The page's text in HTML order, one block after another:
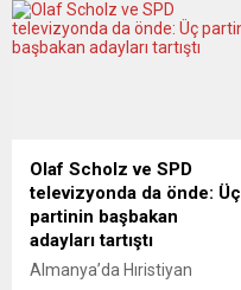
alınmasına ilişkin itirazına
yönelik kararı gelecek
tesettürlü mayoyla
girebilmesine izin veren
düzenlemenin askıya
alınmasına yönelik Grenoble
Belediyesi’nin itirazını
değerlendirmek üzere
Olaf Scholz ve SPD
televizyonda da önde: Üç
partinin başbakan
adayları tartıştı
Almanya’da Hıristiyan